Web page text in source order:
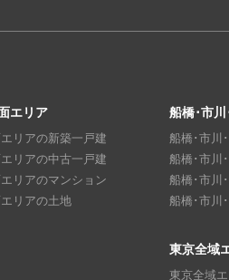
エリア
リアの新築一戸建
リアの中古一戸建
リアのマンション
リアの土地
船橋･市
船橋･市川
船橋･市川
船橋･市川
船橋･市川
東京全域
東京全域